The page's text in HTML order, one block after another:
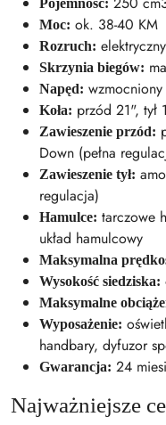
Pojemność:
Moc: ok. 38-40 KM
Rozruch:
Skrzynia biegów:
Napęd:
Koła: przód 21",
Zawieszenie przód:
Down (pełna
Zawieszenie tył:
regulacja)
Hamulce: tarczowe
układ hamulcowy
Maksymalna
Wysokość siedziska:
Maksymalne
Wyposażenie:
handbary, dyfuzor
Gwarancja: 24
Najważniejsze